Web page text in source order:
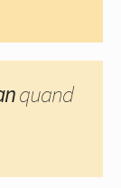
quand